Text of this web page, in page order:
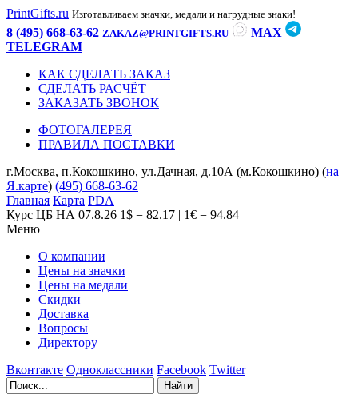
PrintGifts.ru Изготавливаем значки, медали и нагрудные знаки!
8 (495) 668-63-62 ZAKAZ@PRINTGIFTS.RU
MAX
TELEGRAM
КАК СДЕЛАТЬ ЗАКАЗ
СДЕЛАТЬ РАСЧЁТ
ЗАКАЗАТЬ ЗВОНОК
ФОТОГАЛЕРЕЯ
ПРАВИЛА ПОСТАВКИ
г.Москва, п.Кокошкино, ул.Дачная, д.10А (м.Кокошкино) (на
Я.карте) (495) 668-63-62
Главная Карта PDA
Курс ЦБ НА 07.8.26 1$ = 82.17 | 1€ = 94.84
Меню
О компании
Цены на значки
Цены на медали
Скидки
Доставка
Вопросы
Директору
Вконтакте Одноклассники Facebook Twitter